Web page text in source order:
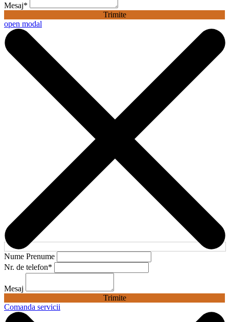
Mesaj*
Trimite
open modal
Nume Prenume
Nr. de telefon*
Mesaj
Trimite
Comanda servicii